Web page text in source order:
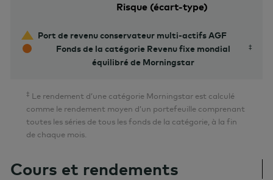
Risque (écart-type)
Port de revenu conservateur multi-actifs AGF
Fonds de la catégorie Revenu fixe mondial
équilibré de Morningstar
‡ Le rendement d’une catégorie Morningstar est calculé
comme le rendement moyen d’un portefeuille comprenant
toutes les séries de tous les fonds de la catégorie, à la fin
de chaque mois.
Cours et rendements